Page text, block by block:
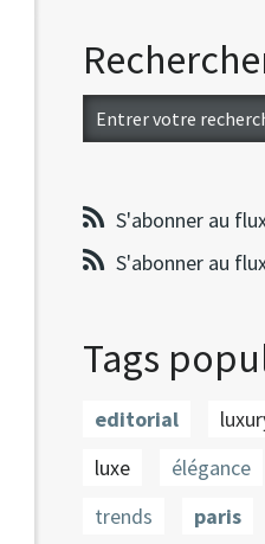
S'abonner au
S'abonner au
Tags
editorial
luxe
élégance
trends
paris